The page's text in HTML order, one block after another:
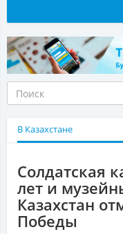
В Казахстане
Солдатская
лет и
Казахстан
Победы